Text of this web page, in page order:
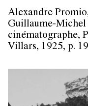
Alexandre
Guillaume-Michel
cinématographe,
Villars, 1925, p.